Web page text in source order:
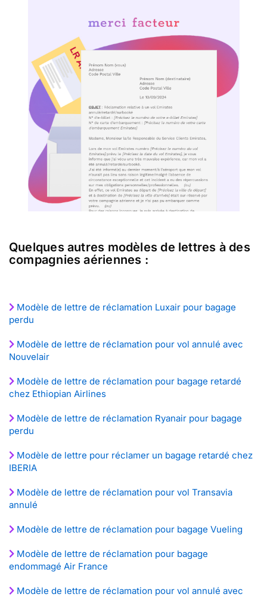
Quelques autres modèles de lettres à des
compagnies aériennes :
Modèle de lettre de réclamation Luxair pour bagage
perdu
Modèle de lettre de réclamation pour vol annulé avec
Nouvelair
Modèle de lettre de réclamation pour bagage retardé
chez Ethiopian Airlines
Modèle de lettre de réclamation Ryanair pour bagage
perdu
Modèle de lettre pour réclamer un bagage retardé chez
IBERIA
Modèle de lettre de réclamation pour vol Transavia
annulé
Modèle de lettre de réclamation pour bagage Vueling
Modèle de lettre de réclamation pour bagage
endommagé Air France
Modèle de lettre de réclamation pour vol annulé avec